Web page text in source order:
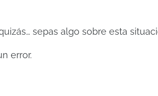
sepas algo sobre esta
error.